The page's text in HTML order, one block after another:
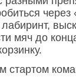
через
мяч до
стартом